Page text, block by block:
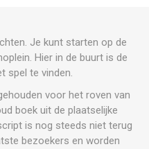
Je kunt starten op de
Hier in de buurt is de
spel te vinden.
voor het roven van
boek uit de plaatselijke
is nog steeds niet terug
bezoekers en worden